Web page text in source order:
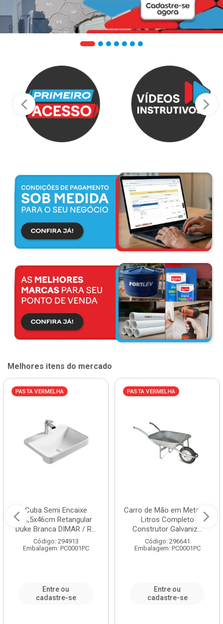
Melhores itens do mercado
PASTA VERMELHA
Cuba Semi Encaixe
58,5x46cm Retangular
Duke Branca DIMAR / R...
Código: 294913
Embalagem: PC0001PC
Entre ou
cadastre-se
PASTA VERMELHA
Carro de Mão em Metal 60
Litros Completo
Construtor Galvaniz...
Código: 296641
Embalagem: PC0001PC
Entre ou
cadastre-se